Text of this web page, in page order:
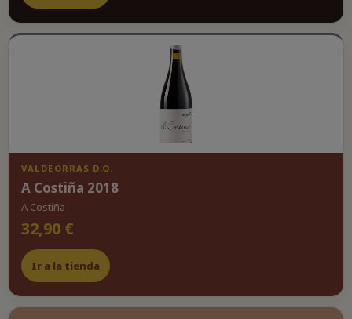
VALDEORRAS D.O.
A Costiña 2018
A Costiña
32,90 €
Ir a la tienda